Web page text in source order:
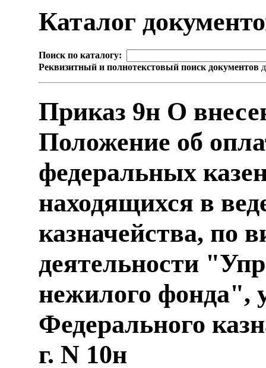
Каталог
Поиск по каталогу:
Реквизитный и полнотекстовый поиск документов
Приказ 9н О
Положение об
федеральных
находящихся в
казначейства, по
деятельности
нежилого фонда",
Федерального
г. N 10н